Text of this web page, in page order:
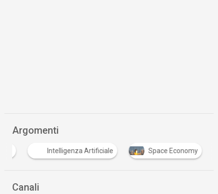
Argomenti
Intelligenza Artificiale Space Economy
Canali